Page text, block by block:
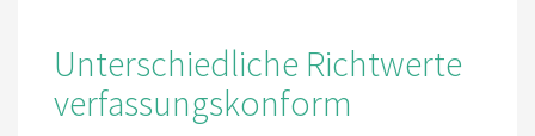
Unterschiedliche Richtwerte
verfassungskonform